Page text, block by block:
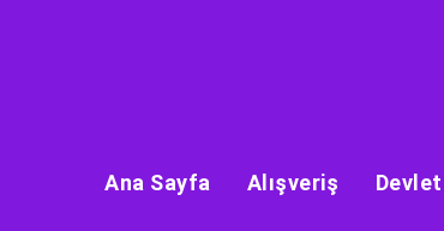
Ana Sayfa Alışveriş